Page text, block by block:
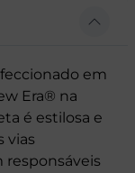
em
Era® na
é estilosa e
vias
responsáveis